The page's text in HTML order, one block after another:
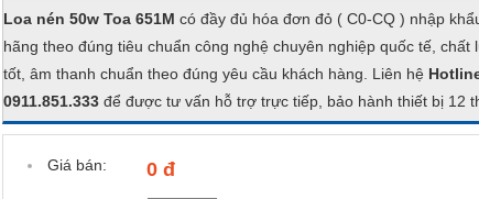
Loa nén 50w Toa 651M có đầy đủ hóa đơn đỏ ( C0-CQ ) nhập
hãng theo đúng tiêu chuẩn công nghệ chuyên nghiệp quốc tế, chất
tốt, âm thanh chuẩn theo đúng yêu cầu khách hàng. Liên hệ
0911.851.333để được tư vấn hỗ trợ trực tiếp, bảo hành thiết bị 12
Giá bán: 0 đ